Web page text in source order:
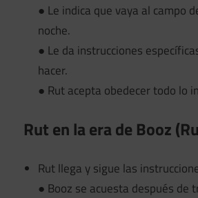
● Le indica que vaya al campo
noche.
● Le da instrucciones
hacer.
● Rut acepta obedecer todo lo
Rut en la era de Booz
Rut llega y sigue las
● Booz se acuesta después de